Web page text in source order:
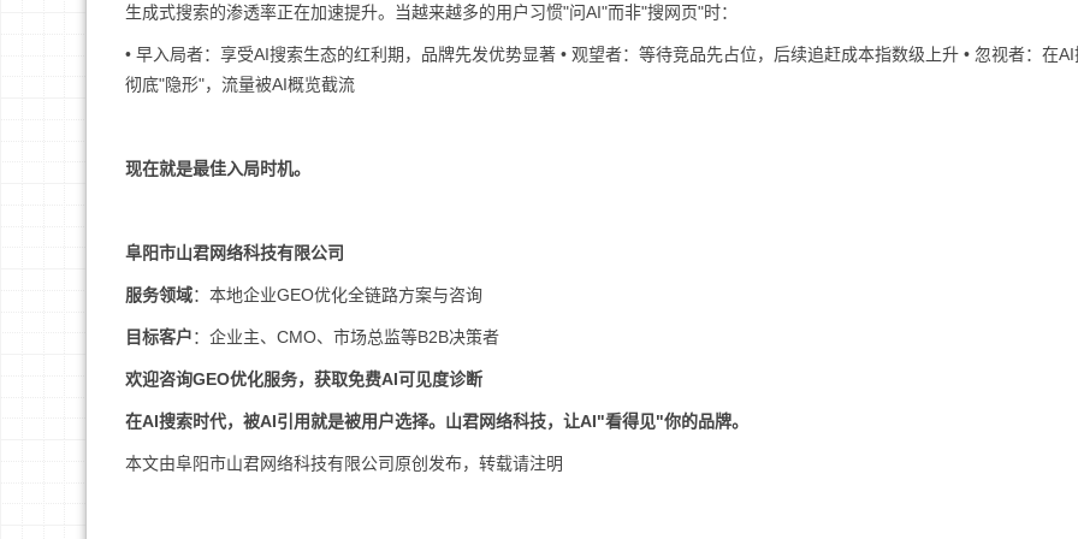
生成式搜索的渗透率正在加速提升。当越来越多的用户习惯"问AI"而非"搜网页"时：
• 早入局者：享受AI搜索生态的红利期，品牌先发优势显著 • 观望者：等待竞品先占位，后续追赶成本指数级上升 • 忽视者：在
彻底"隐形"，流量被AI概览截流
现在就是最佳入局时机。
阜阳市山君网络科技有限公司
服务领域：本地企业GEO优化全链路方案与咨询
目标客户：企业主、CMO、市场总监等B2B决策者
欢迎咨询GEO优化服务，获取免费AI可见度诊断
在AI搜索时代，被AI引用就是被用户选择。山君网络科技，让AI"看得见"你的品牌。
本文由阜阳市山君网络科技有限公司原创发布，转载请注明